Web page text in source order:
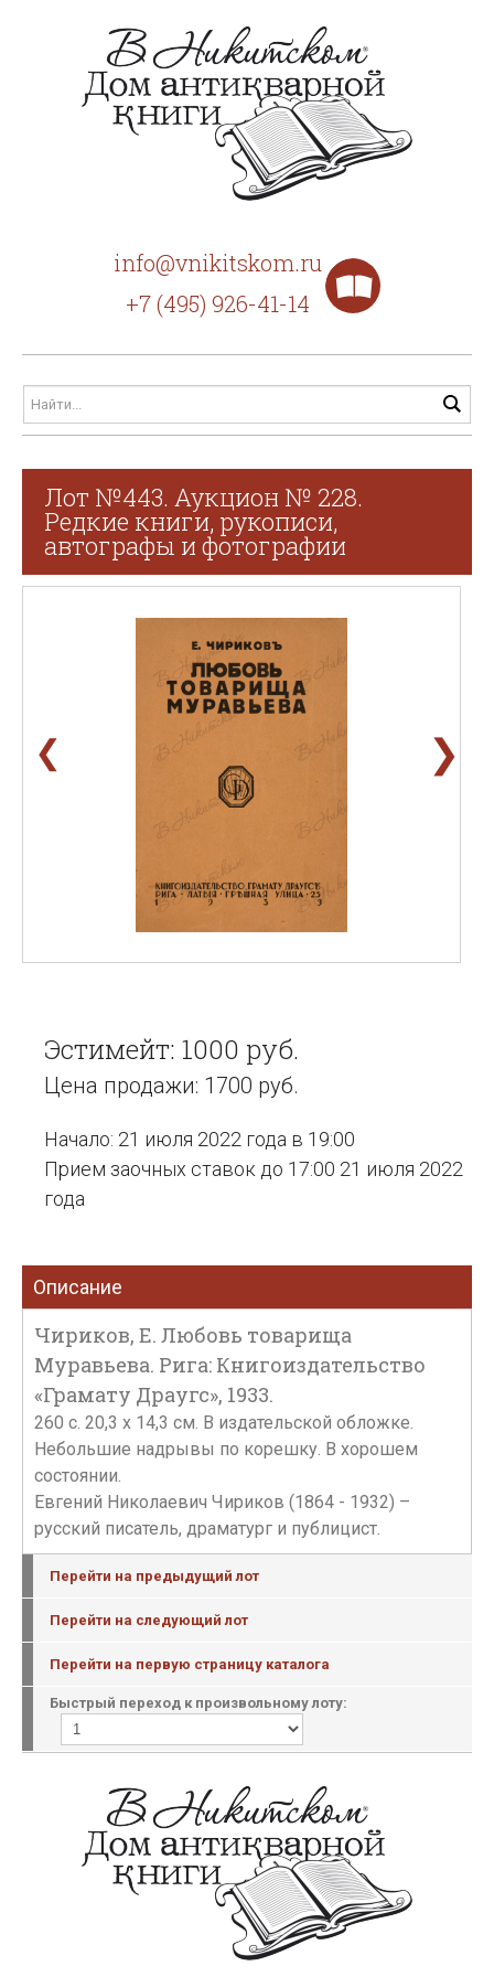
info@vnikitskom.ru
+7 (495) 926-41-14
Лот №443. Аукцион № 228.
Редкие книги, рукописи,
автографы и фотографии
❮ ❯
Эстимейт: 1000 руб.
Цена продажи: 1700 руб.
Начало: 21 июля 2022 года в 19:00
Прием заочных ставок до 17:00 21 июля 2022
года
Описание
Чириков, Е. Любовь товарища
Муравьева. Рига: Книгоиздательство
«Грамату Драугс», 1933.
260 с. 20,3 х 14,3 см. В издательской обложке.
Небольшие надрывы по корешку. В хорошем
состоянии.
Евгений Николаевич Чириков (1864 - 1932) –
русский писатель, драматург и публицист.
Перейти на предыдущий лот
Перейти на следующий лот
Перейти на первую страницу каталога
Быстрый переход к произвольному лоту: